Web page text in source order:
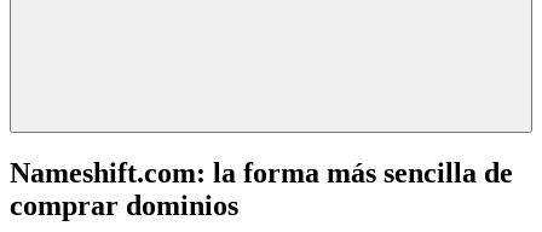
Nameshift.com: la forma más sencilla de
comprar dominios